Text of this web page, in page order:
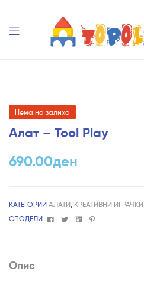
Нема на залиха
Алат – Tool Play
690.00ден
КАТЕГОРИИ АЛАТИ КРЕАТИВНИ ИГРАЧКИ
СПОДЕЛИ
FacebookTwitterLinkedin
Pinterest
Опис